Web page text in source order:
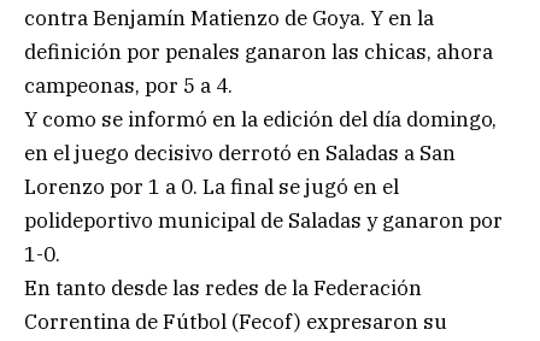
contra Benjamín Matienzo de Goya. Y en la
definición por penales ganaron las chicas, ahora
campeonas, por 5 a 4.
Y como se informó en la edición del día domingo,
en el juego decisivo derrotó en Saladas a San
Lorenzo por 1 a 0. La final se jugó en el
polideportivo municipal de Saladas y ganaron por
1-0.
En tanto desde las redes de la Federación
Correntina de Fútbol (Fecof) expresaron su